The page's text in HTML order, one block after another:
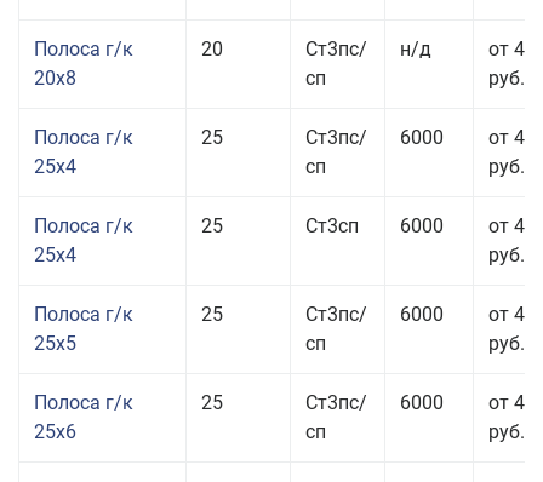
Полоса г/к
20x8
20
Ст3пс/
сп
н/д
от 45
руб.
Полоса г/к
25x4
25
Ст3пс/
сп
6000
от 43
руб.
Полоса г/к
25x4
25 Ст3сп 6000
от 43
руб.
Полоса г/к
25x5
25
Ст3пс/
сп
6000
от 42
руб.
Полоса г/к
25x6
25
Ст3пс/
сп
6000
от 44
руб.